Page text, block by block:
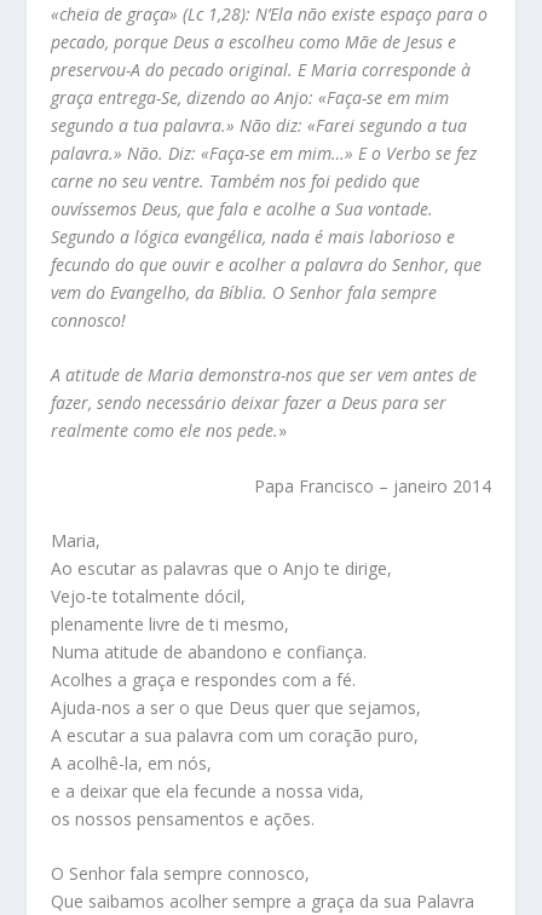
«cheia de graça» (Lc 1,28): N’Ela não existe espaço para o
pecado, porque Deus a escolheu como Mãe de Jesus e
preservou-A do pecado original. E Maria corresponde à
graça entrega-Se, dizendo ao Anjo: «Faça-se em mim
segundo a tua palavra.» Não diz: «Farei segundo a tua
palavra.» Não. Diz: «Faça-se em mim…» E o Verbo se fez
carne no seu ventre. Também nos foi pedido que
ouvíssemos Deus, que fala e acolhe a Sua vontade.
Segundo a lógica evangélica, nada é mais laborioso e
fecundo do que ouvir e acolher a palavra do Senhor, que
vem do Evangelho, da Bíblia. O Senhor fala sempre
connosco!
A atitude de Maria demonstra-nos que ser vem antes de
fazer, sendo necessário deixar fazer a Deus para ser
realmente como ele nos pede.»
Papa Francisco – janeiro 2014
Maria,
Ao escutar as palavras que o Anjo te dirige,
Vejo-te totalmente dócil,
plenamente livre de ti mesmo,
Numa atitude de abandono e confiança.
Acolhes a graça e respondes com a fé.
Ajuda-nos a ser o que Deus quer que sejamos,
A escutar a sua palavra com um coração puro,
A acolhê-la, em nós,
e a deixar que ela fecunde a nossa vida,
os nossos pensamentos e ações.
O Senhor fala sempre connosco,
Que saibamos acolher sempre a graça da sua Palavra